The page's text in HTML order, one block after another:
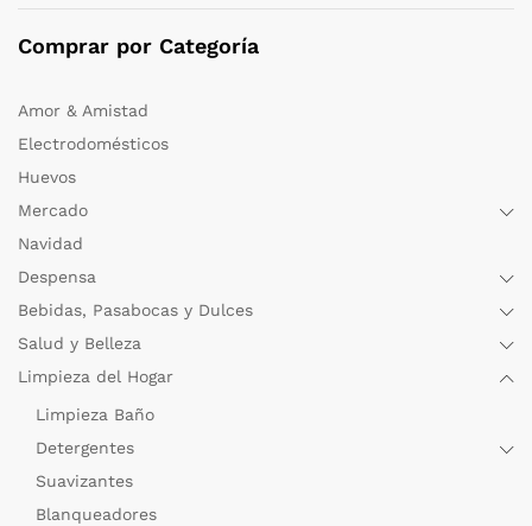
Comprar por Categoría
Amor & Amistad
Electrodomésticos
Huevos
Mercado
Navidad
Despensa
Bebidas, Pasabocas y Dulces
Salud y Belleza
Limpieza del Hogar
Limpieza Baño
Detergentes
Suavizantes
Blanqueadores